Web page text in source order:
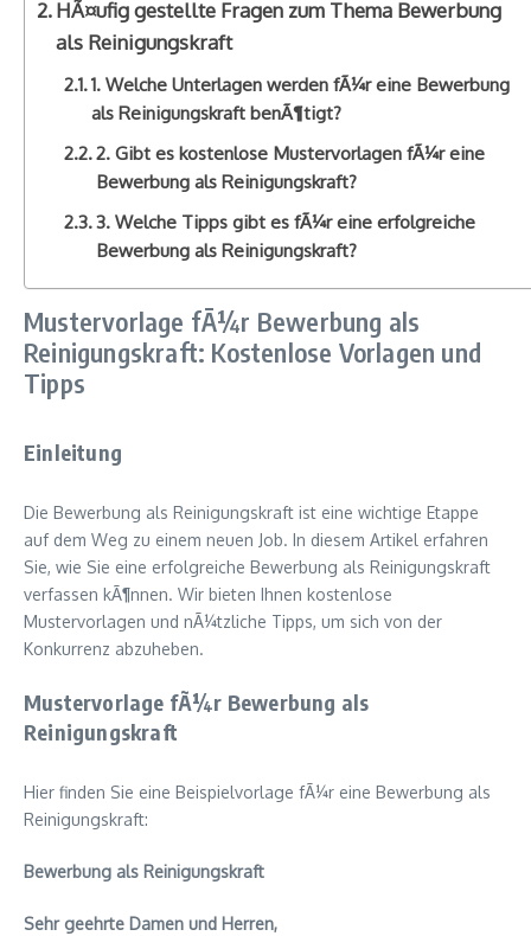
HÃ¤ufig gestellte Fragen zum Thema Bewerbung
als Reinigungskraft
1. Welche Unterlagen werden fÃ¼r eine Bewerbung
als Reinigungskraft benÃ¶tigt?
2. Gibt es kostenlose Mustervorlagen fÃ¼r eine
Bewerbung als Reinigungskraft?
3. Welche Tipps gibt es fÃ¼r eine erfolgreiche
Bewerbung als Reinigungskraft?
Mustervorlage fÃ¼r Bewerbung als
Reinigungskraft: Kostenlose Vorlagen und
Tipps
Einleitung
Die Bewerbung als Reinigungskraft ist eine wichtige Etappe
auf dem Weg zu einem neuen Job. In diesem Artikel erfahren
Sie, wie Sie eine erfolgreiche Bewerbung als Reinigungskraft
verfassen kÃ¶nnen. Wir bieten Ihnen kostenlose
Mustervorlagen und nÃ¼tzliche Tipps, um sich von der
Konkurrenz abzuheben.
Mustervorlage fÃ¼r Bewerbung als
Reinigungskraft
Hier finden Sie eine Beispielvorlage fÃ¼r eine Bewerbung als
Reinigungskraft:
Bewerbung als Reinigungskraft
Sehr geehrte Damen und Herren,